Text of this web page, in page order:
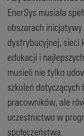
EnerSys musiała
obszarach
dystrybucyjnej, sieci
edukacji i
musieli nie tylko
szkoleń dotyczących
pracowników, ale
uczestnictwo w
społeczeństwa.